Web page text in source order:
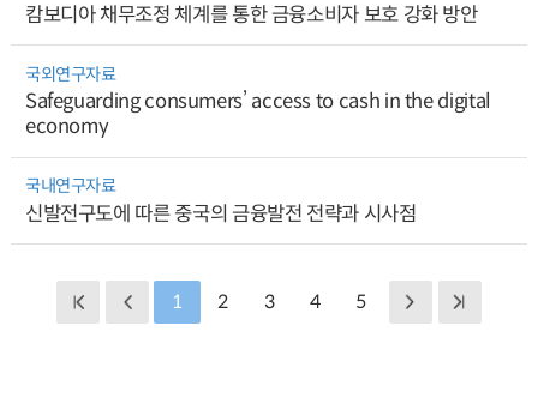
캄보디아 채무조정 체계를 통한 금융소비자 보호 강화 방안
국외연구자료
Safeguarding consumers’ access to cash in the digital
economy
국내연구자료
신발전구도에 따른 중국의 금융발전 전략과 시사점
1 2 3 4 5